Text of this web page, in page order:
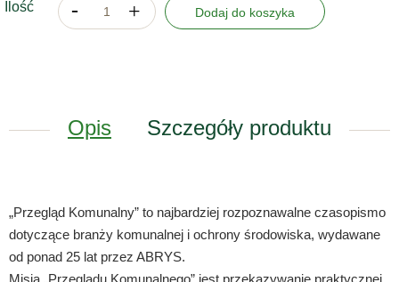
Ilość Dodaj do koszyka
Opis Szczegóły produktu
„Przegląd Komunalny” to najbardziej rozpoznawalne czasopismo
dotyczące branży komunalnej i ochrony środowiska, wydawane
od ponad 25 lat przez ABRYS.
Misją „Przeglądu Komunalnego” jest przekazywanie praktycznej